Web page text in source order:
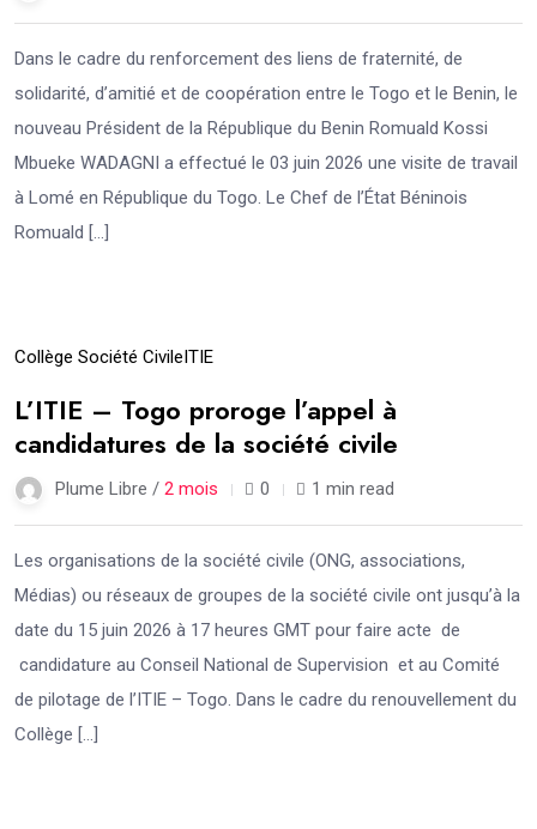
Dans le cadre du renforcement des liens de fraternité, de
solidarité, d’amitié et de coopération entre le Togo et le Benin, le
nouveau Président de la République du Benin Romuald Kossi
Mbueke WADAGNI a effectué le 03 juin 2026 une visite de travail
à Lomé en République du Togo. Le Chef de l’État Béninois
Romuald […]
09
Collège Société CivileITIE
L’ITIE – Togo proroge l’appel à
candidatures de la société civile
Plume Libre / 2 mois 0 1 min read
Les organisations de la société civile (ONG, associations,
Médias) ou réseaux de groupes de la société civile ont jusqu’à la
date du 15 juin 2026 à 17 heures GMT pour faire acte de
candidature au Conseil National de Supervision et au Comité
de pilotage de l’ITIE – Togo. Dans le cadre du renouvellement du
Collège […]